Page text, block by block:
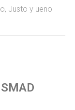
, Justo y ueno